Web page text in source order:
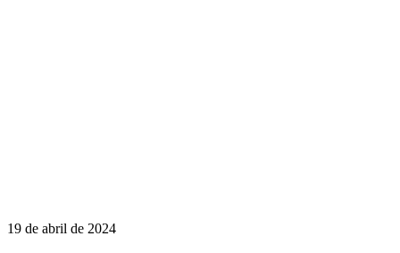
19 de abril de 2024